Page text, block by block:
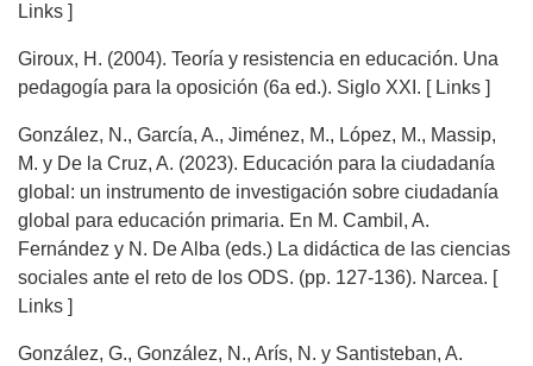
Links ]
Giroux, H. (2004). Teoría y resistencia en educación. Una
pedagogía para la oposición (6a ed.). Siglo XXI. [ Links ]
González, N., García, A., Jiménez, M., López, M., Massip,
M. y De la Cruz, A. (2023). Educación para la ciudadanía
global: un instrumento de investigación sobre ciudadanía
global para educación primaria. En M. Cambil, A.
Fernández y N. De Alba (eds.) La didáctica de las ciencias
sociales ante el reto de los ODS. (pp. 127-136). Narcea. [
Links ]
González, G., González, N., Arís, N. y Santisteban, A.